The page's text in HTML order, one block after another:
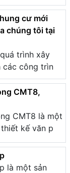
cư mới
chúng tôi tại
trình xây
các công trìn
CMT8,
CMT8 là một
kế văn p
là một sản